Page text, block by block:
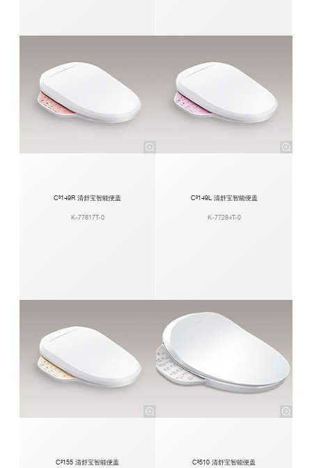
C³149R 清舒宝智能便盖
K-77817T-0
C³149L 清舒宝智能便盖
K-77284T-0
C³155 清舒宝智能便盖 C³510 清舒宝智能便盖